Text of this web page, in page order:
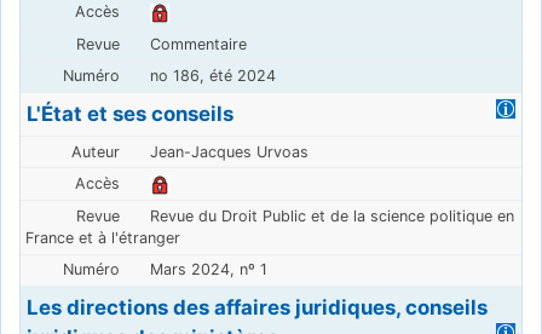
Commentaire
no 186, été 2024
L'État et ses conseils
Jean-Jacques Urvoas
Revue du Droit Public et de la science politique en
France et à l'étranger
Mars 2024, nº 1
Les directions des affaires juridiques, conseils